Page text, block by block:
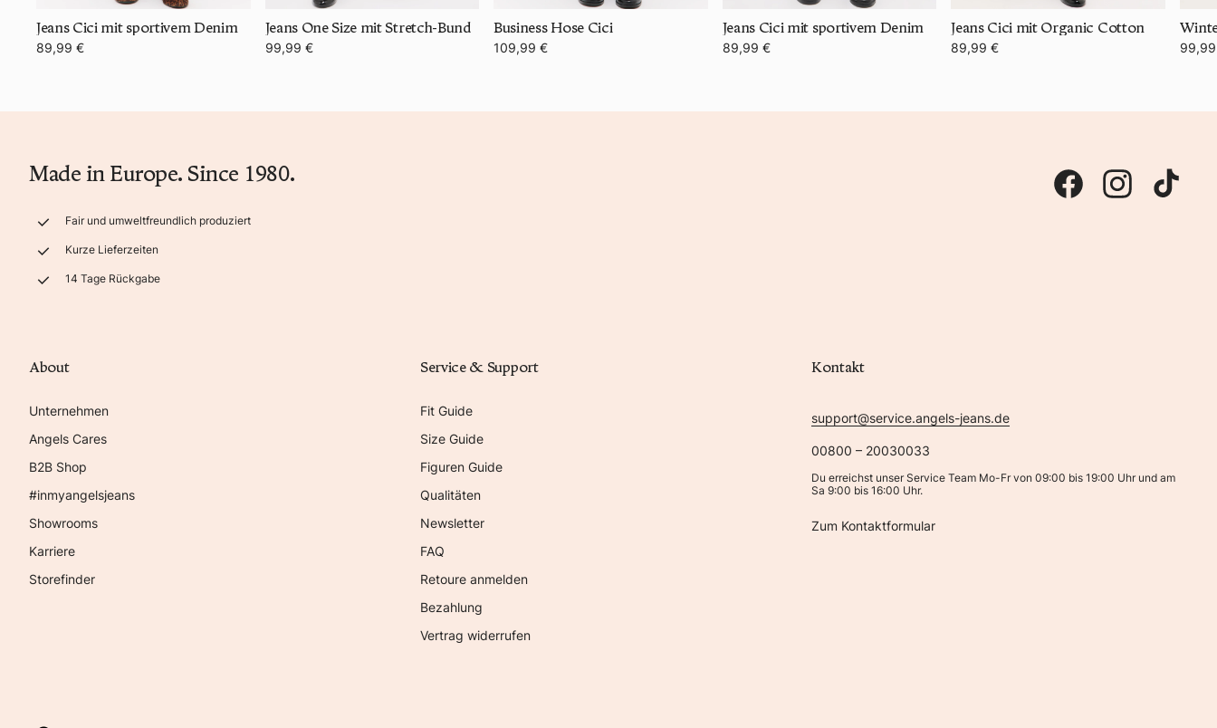
Jeans Cici mit sportivem Denim
89,99 €
Jeans One Size mit Stretch-Bund
99,99 €
Business Hose Cici
109,99 €
Jeans Cici mit sportivem Denim
89,99 €
Jeans Cici mit Organic Cotton
89,99 €
Made in Europe. Since 1980.
Fair und umweltfreundlich produziert
Kurze Lieferzeiten
14 Tage Rückgabe
About
Unternehmen
Angels Cares
B2B Shop
#inmyangelsjeans
Showrooms
Karriere
Storefinder
Service & Support
Fit Guide
Size Guide
Figuren Guide
Qualitäten
Newsletter
FAQ
Retoure anmelden
Bezahlung
Vertrag widerrufen
Kontakt
support@service.angels-jeans.de
00800 – 20030033
Du erreichst unser Service Team Mo-Fr von 09:00 bis 19:00 Uhr und am
Sa 9:00 bis 16:00 Uhr.
Zum Kontaktformular